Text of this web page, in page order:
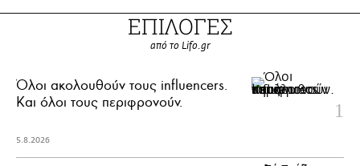
ΕΠΙΛΟΓΕΣ
από το Lifo.gr
Όλοι ακολουθούν τους influencers.
Και όλοι τους περιφρονούν.
5.8.2026